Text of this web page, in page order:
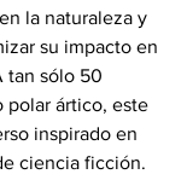
la naturaleza y
su impacto en
tan sólo 50
polar ártico, este
inspirado en
ciencia ficción.